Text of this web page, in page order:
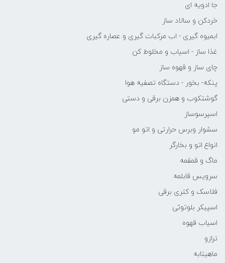
جا ادویه ای
خردکن و سالاد ساز
ابمیوه گیری - اب مرکبات گیری و عصاره گیری
غذا ساز - اسیاب و مخلوط کن
چای ساز و قهوه ساز
پنکه- بخور - دستگاه تصفیه هوا
گوشتکوب و همزن برقی و دستی
اسپرسوساز
سشوار وبرس حرارتی و اتو مو
انواع اتو و بخارگر
ماگ و قمقمه
سرویس قابلمه
فلاسک و کتری برقی
اسپیکر بلوتوثی
اسیاب قهوه
ترازو
ماهیتابه